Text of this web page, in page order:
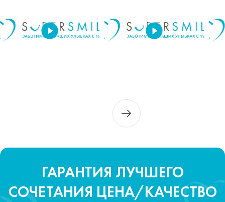
ГАРАНТИЯ ЛУЧШЕГО
СОЧЕТАНИЯ ЦЕНА/КАЧЕСТВО